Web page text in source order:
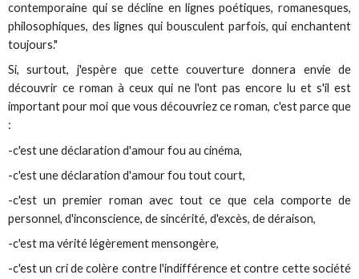
contemporaine qui se décline en lignes poétiques, romanesques,
philosophiques, des lignes qui bousculent parfois, qui enchantent
toujours."
Si, surtout, j'espère que cette couverture donnera envie de
découvrir ce roman à ceux qui ne l'ont pas encore lu et s'il est
important pour moi que vous découvriez ce roman, c'est parce que
:
-c'est une déclaration d'amour fou au cinéma,
-c'est une déclaration d'amour fou tout court,
-c'est un premier roman avec tout ce que cela comporte de
personnel, d'inconscience, de sincérité, d'excès, de déraison,
-c'est ma vérité légèrement mensongère,
-c'est un cri de colère contre l'indifférence et contre cette société